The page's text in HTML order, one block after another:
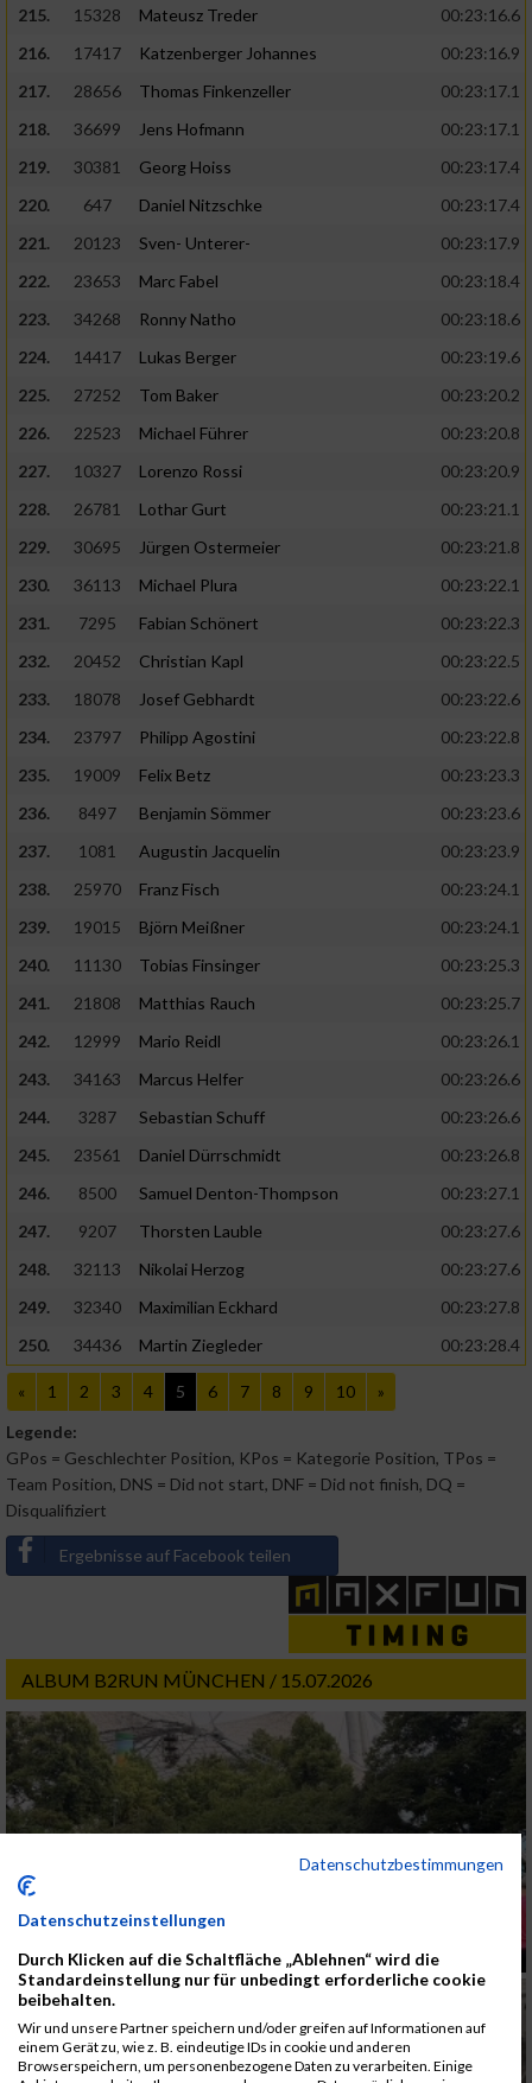
215.
15328 Mateusz Treder
00:23:16.6
216.
17417 Katzenberger Johannes
00:23:16.9
217.
28656 Thomas Finkenzeller
00:23:17.1
218.
36699 Jens Hofmann
00:23:17.1
219.
30381 Georg Hoiss
00:23:17.4
220.
647 Daniel Nitzschke
00:23:17.4
221.
20123 Sven- Unterer-
00:23:17.9
222.
23653 Marc Fabel
00:23:18.4
223.
34268 Ronny Natho
00:23:18.6
224.
14417 Lukas Berger
00:23:19.6
225.
27252 Tom Baker
00:23:20.2
226.
22523 Michael Führer
00:23:20.8
227.
10327 Lorenzo Rossi
00:23:20.9
228.
26781 Lothar Gurt
00:23:21.1
229.
30695 Jürgen Ostermeier
00:23:21.8
230.
36113 Michael Plura
00:23:22.1
231.
7295 Fabian Schönert
00:23:22.3
232.
20452 Christian Kapl
00:23:22.5
233.
18078 Josef Gebhardt
00:23:22.6
234.
23797 Philipp Agostini
00:23:22.8
235.
19009 Felix Betz
00:23:23.3
236.
8497 Benjamin Sömmer
00:23:23.6
237.
1081 Augustin Jacquelin
00:23:23.9
238.
25970 Franz Fisch
00:23:24.1
239.
19015 Björn Meißner
00:23:24.1
240.
11130 Tobias Finsinger
00:23:25.3
241.
21808 Matthias Rauch
00:23:25.7
242.
12999 Mario Reidl
00:23:26.1
243.
34163 Marcus Helfer
00:23:26.6
244.
3287 Sebastian Schuff
00:23:26.6
245.
23561 Daniel Dürrschmidt
00:23:26.8
246.
8500 Samuel Denton-Thompson
00:23:27.1
247.
9207 Thorsten Lauble
00:23:27.6
248.
32113 Nikolai Herzog
00:23:27.6
249.
32340 Maximilian Eckhard
00:23:27.8
250.
34436 Martin Ziegleder 00:23:28.4
« 1 2 3 4 5 6 7 8 9 10
»
Legende:
GPos = Geschlechter Position, KPos = Kategorie Position, TPos =
Team Position, DNS = Did not start, DNF = Did not finish, DQ =
Disqualifiziert
Ergebnisse auf Facebook teilen
ALBUM B2RUN MÜNCHEN / 15.07.2026
Datenschutzbestimmungen
Datenschutzeinstellungen
Durch Klicken auf die Schaltfläche „Ablehnen“ wird die
Standardeinstellung nur für unbedingt erforderliche cookie
beibehalten.
Wir und unsere Partner speichern und/oder greifen auf Informationen auf
einem Gerät zu, wie z. B. eindeutige IDs in cookie und anderen
Browserspeichern, um personenbezogene Daten zu verarbeiten. Einige